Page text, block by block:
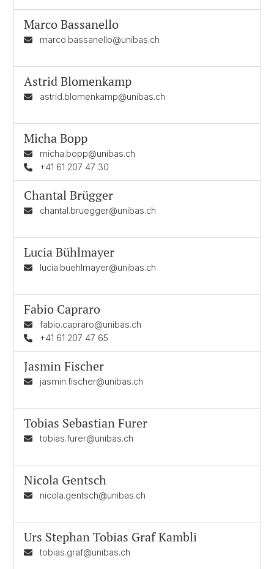
Marco Bassanello
marco.bassanello@unibas.ch
Astrid Blomenkamp
astrid.blomenkamp@unibas.ch
Micha Bopp
micha.bopp@unibas.ch
+41 61 207 47 30
Chantal Brügger
chantal.bruegger@unibas.ch
Lucia Bühlmayer
lucia.buehlmayer@unibas.ch
Fabio Capraro
fabio.capraro@unibas.ch
+41 61 207 47 65
Jasmin Fischer
jasmin.fischer@unibas.ch
Tobias Sebastian Furer
tobias.furer@unibas.ch
Nicola Gentsch
nicola.gentsch@unibas.ch
Urs Stephan Tobias Graf Kambli
tobias.graf@unibas.ch